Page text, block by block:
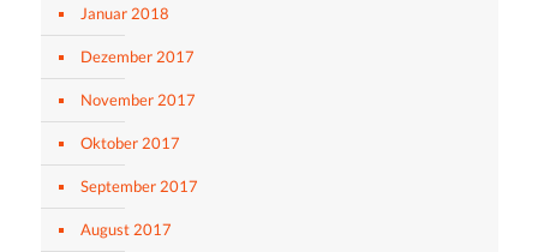
Januar 2018
Dezember 2017
November 2017
Oktober 2017
September 2017
August 2017